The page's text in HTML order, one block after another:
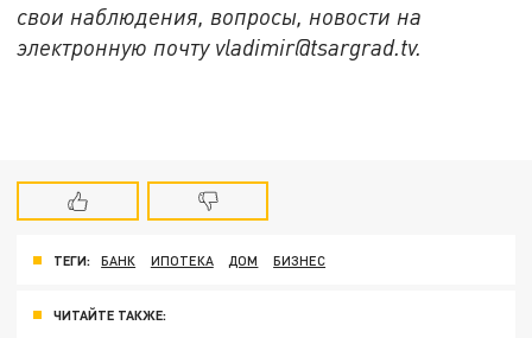
свои наблюдения, вопросы, новости на
электронную почту vladimir@tsargrad.tv.
ТЕГИ: БАНК ИПОТЕКА ДОМ БИЗНЕС
ЧИТАЙТЕ ТАКЖЕ: